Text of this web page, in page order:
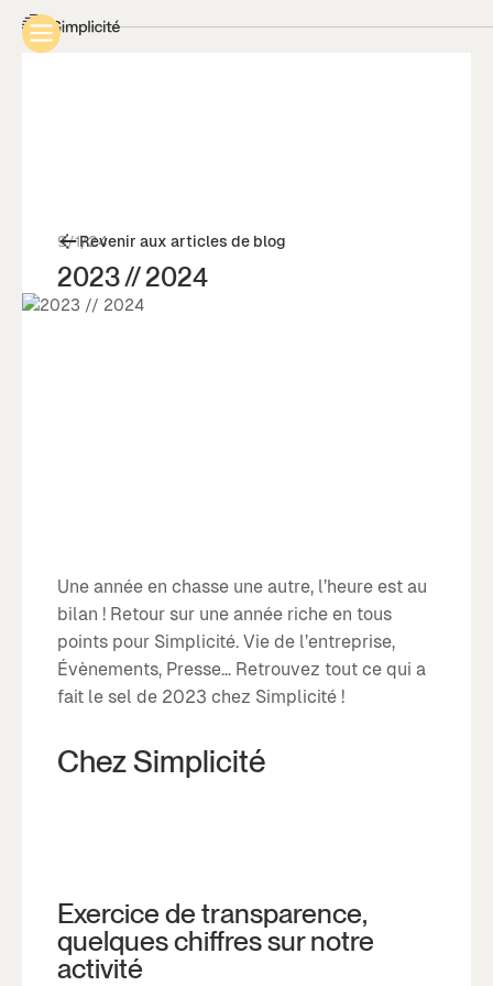
Revenir aux articles de blog
9/1/24
2023 // 2024
Une année en chasse une autre, l’heure est au
bilan ! Retour sur une année riche en tous
points pour Simplicité. Vie de l’entreprise,
Évènements, Presse… Retrouvez tout ce qui a
fait le sel de 2023 chez Simplicité !
Chez Simplicité
Exercice de transparence,
quelques chiffres sur notre
activité